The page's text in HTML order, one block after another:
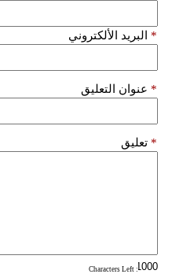
البريد الألكتروني *
عنوان التعليق *
تعليق *
: Characters Left